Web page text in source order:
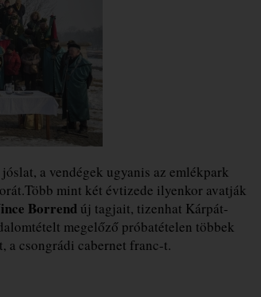
a vendégek ugyanis az emlékpark
mint két évtizede ilyenkor avatják
Borrend új tagjait, tizenhat Kárpát-
megelőző próbatételen többek
a csongrádi cabernet franc-t.